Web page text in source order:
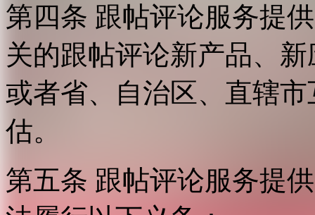
第四条 跟帖评论服务提
关的跟帖评论新产品、
或者省、自治区、直辖
估。
第五条 跟帖评论服务提